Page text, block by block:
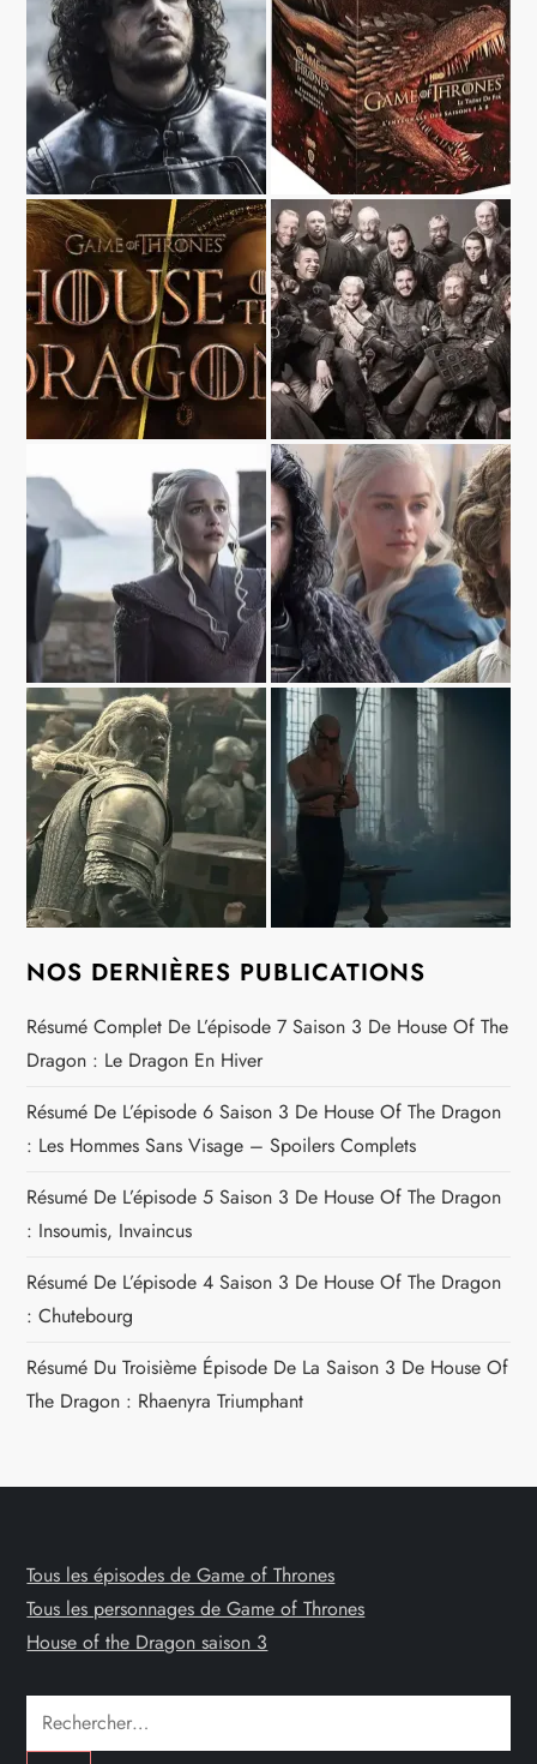
NOS DERNIÈRES PUBLICATIONS
Résumé Complet De L’épisode 7 Saison 3 De House Of The
Dragon : Le Dragon En Hiver
Résumé De L’épisode 6 Saison 3 De House Of The Dragon
: Les Hommes Sans Visage – Spoilers Complets
Résumé De L’épisode 5 Saison 3 De House Of The Dragon
: Insoumis, Invaincus
Résumé De L’épisode 4 Saison 3 De House Of The Dragon
: Chutebourg
Résumé Du Troisième Épisode De La Saison 3 De House Of
The Dragon : Rhaenyra Triumphant
Tous les épisodes de Game of Thrones
Tous les personnages de Game of Thrones
House of the Dragon saison 3
Rechercher :